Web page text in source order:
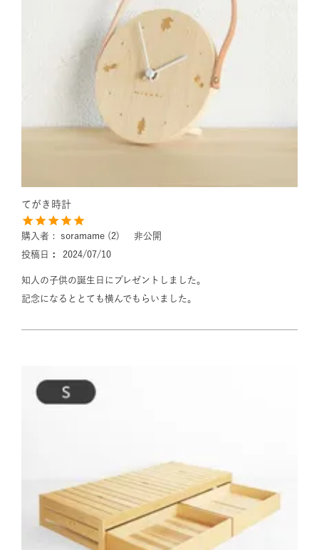
てがき時計
購入者 soramame 2
非公開
投稿日
2024/07/10
知人の子供の誕生日にプレゼントしました。
記念になるととても横んでもらいました。